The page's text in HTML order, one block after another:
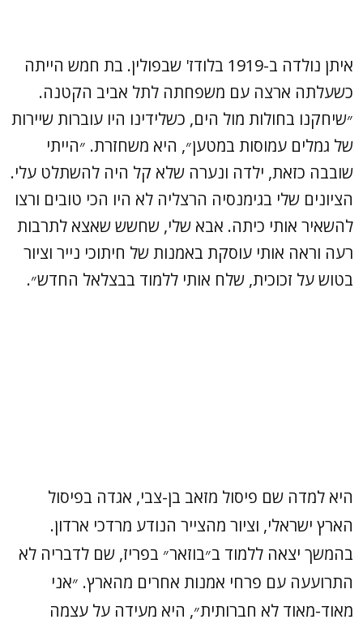
איתן נולדה ב-1919 בלודז' שבפולין. בת חמש הייתה
כשעלתה ארצה עם משפחתה לתל אביב הקטנה.
״שיחקנו בחולות מול הים, כשלידינו היו עוברות שיירות
של גמלים עמוסות במטען״, היא משחזרת. ״הייתי
שובבה כזאת, ילדה ונערה שלא קל היה להשתלט עלי.
הציונים שלי בגימנסיה הרצליה לא היו הכי טובים ורצו
להשאיר אותי כיתה. אבא שלי, שחשש שאצא לתרבות
רעה וראה אותי עוסקת באמנות של חיתוכי נייר וציור
בטוש על זכוכית, שלח אותי ללמוד בבצלאל החדש״.
היא למדה שם פיסול מזאב בן-צבי, אגדה בפיסול
הארץ ישראלי, וציור מהצייר הנודע מרדכי ארדון.
בהמשך יצאה ללמוד ב״בוזאר״ בפריז, שם לדבריה לא
התרועעה עם פרחי אמנות אחרים מהארץ. ״אני
מאוד-מאוד לא חברותית״, היא מעידה על עצמה